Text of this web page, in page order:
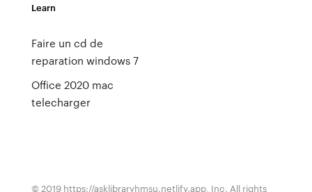
Learn
Faire un cd de
reparation windows 7
Office 2020 mac
telecharger
© 2019 https://asklibraryhmsu.netlify.app, Inc. All rights